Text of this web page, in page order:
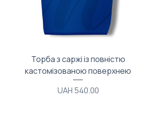
Торба з саржі із повністю
кастомізованою поверхнею
Price
UAH 540.00